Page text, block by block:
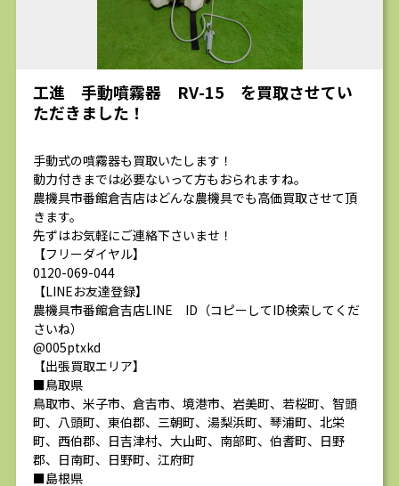
工進 手動噴霧器 RV-15 を買取させてい
ただきました！
手動式の噴霧器も買取いたします！
動力付きまでは必要ないって方もおられますね。
農機具市番館倉吉店はどんな農機具でも高価買取させて頂
きます。
先ずはお気軽にご連絡下さいませ！
【フリーダイヤル】
0120-069-044
【LINEお友達登録】
農機具市番館倉吉店LINE ID（コピーしてID検索してくだ
さいね）
@005ptxkd
【出張買取エリア】
■鳥取県
鳥取市、米子市、倉吉市、境港市、岩美町、若桜町、智頭
町、八頭町、東伯郡、三朝町、湯梨浜町、琴浦町、北栄
町、西伯郡、日吉津村、大山町、南部町、伯耆町、日野
郡、日南町、日野町、江府町
■島根県